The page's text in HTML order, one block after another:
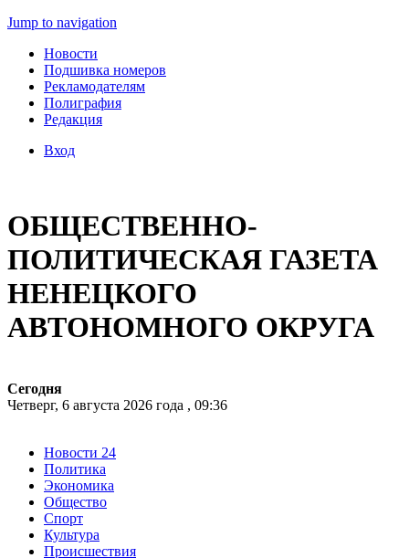
Jump to navigation
Новости
Подшивка номеров
Рекламодателям
Полиграфия
Редакция
Вход
ОБЩЕСТВЕННО-
ПОЛИТИЧЕСКАЯ ГАЗЕТА
НЕНЕЦКОГО
АВТОНОМНОГО ОКРУГА
Сегодня
Четверг, 6 августа 2026 года , 09:36
Новости 24
Политика
Экономика
Общество
Спорт
Культура
Происшествия